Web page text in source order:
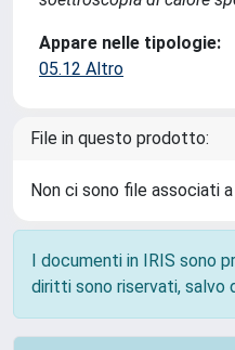
Appare nelle tipologie:
05.12 Altro
File in questo prodotto:
Non ci sono file associati
I documenti in IRIS sono
diritti sono riservati, salvo